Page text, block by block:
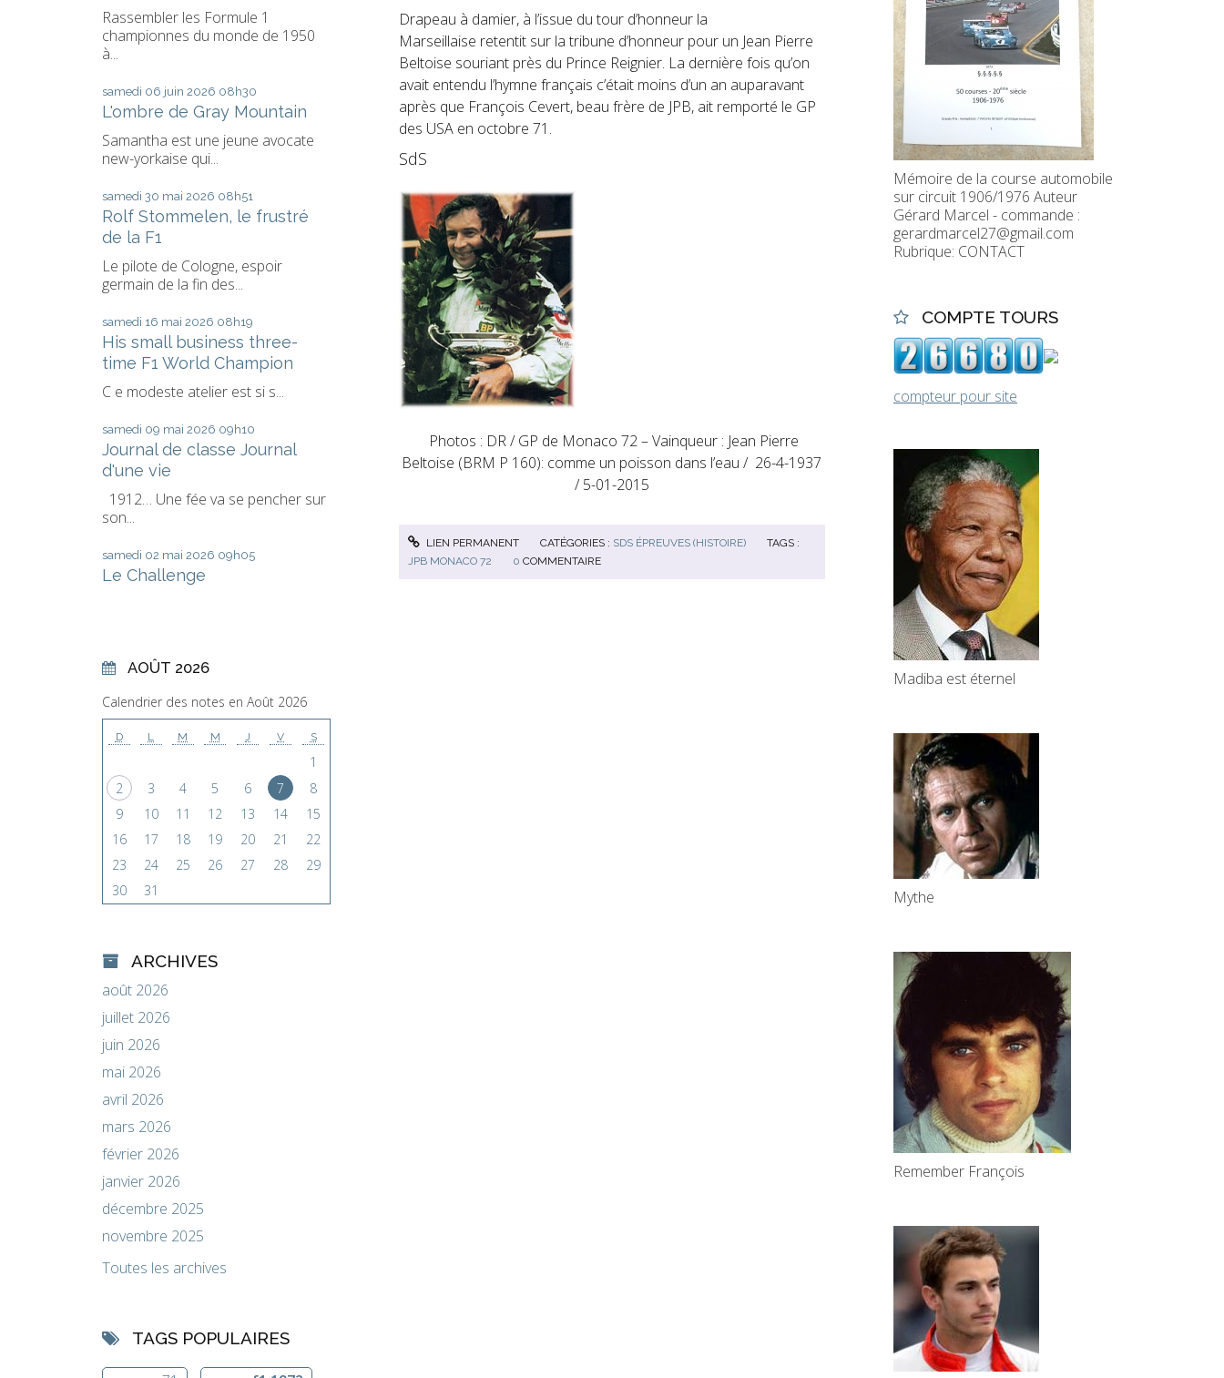
Rassembler les Formule 1
championnes du monde de 1950
à...
samedi 06 juin 2026 08h30
L'ombre de Gray Mountain
Samantha est une jeune avocate
new-yorkaise qui...
samedi 30 mai 2026 08h51
Rolf Stommelen, le frustré
de la F1
Le pilote de Cologne, espoir
germain de la fin des...
samedi 16 mai 2026 08h19
His small business three-
time F1 World Champion
C e modeste atelier est si s...
samedi 09 mai 2026 09h10
Journal de classe Journal
d'une vie
1912… Une fée va se pencher sur
son...
samedi 02 mai 2026 09h05
Le Challenge
AOÛT 2026
Calendrier des notes en Août 2026
D L M M J V S
1
2
3 4 5 6 7
8
9
10 11 12 13 14
15
16
17 18 19 20 21
22
23
24 25 26 27 28
29
30
31
ARCHIVES
août 2026
juillet 2026
juin 2026
mai 2026
avril 2026
mars 2026
février 2026
janvier 2026
décembre 2025
novembre 2025
Toutes les archives
TAGS POPULAIRES
Drapeau à damier, à l’issue du tour d’honneur la
Marseillaise retentit sur la tribune d’honneur pour un Jean Pierre
Beltoise souriant près du Prince Reignier. La dernière fois qu’on
avait entendu l’hymne français c’était moins d’un an auparavant
après que François Cevert, beau frère de JPB, ait remporté le GP
des USA en octobre 71.
SdS
Photos : DR / GP de Monaco 72 – Vainqueur : Jean Pierre
Beltoise (BRM P 160): comme un poisson dans l’eau / 26-4-1937
/ 5-01-2015
LIEN PERMANENT CATÉGORIES : SDS ÉPREUVES (HISTOIRE)
TAGS :
JPB MONACO 72
0 COMMENTAIRE
Mémoire de la course automobile
sur circuit 1906/1976 Auteur
Gérard Marcel - commande :
gerardmarcel27@gmail.com
Rubrique: CONTACT
COMPTE TOURS
compteur pour site
Madiba est éternel
Mythe
Remember François